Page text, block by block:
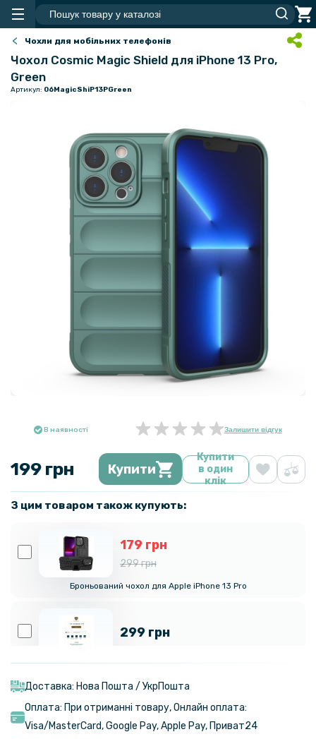
Чохли для мобільних телефонів
Чохол Cosmic Magic Shield для iPhone 13 Pro,
Green
Артикул: 06MagicShiP13PGreen
В наявності Залишити відгук
199 грн Купити
Купити
в один
клік
З цим товаром також купують:
179 грн
299 грн
Броньований чохол для Apple iPhone 13 Pro
299 грн
Гідрогелева плівка iNobi Matte для Apple iPhone 13 Pro, Матова
Доставка: Нова Пошта / УкрПошта
Оплата: При отриманні товару, Онлайн оплата:
Visa/MasterСard, Google Pay, Apple Pay, Приват24